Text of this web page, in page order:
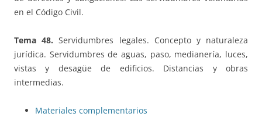
en el Código Civil.
Tema 48. Servidumbres legales. Concepto y naturaleza
jurídica. Servidumbres de aguas, paso, medianería, luces,
vistas y desagüe de edificios. Distancias y obras
intermedias.
Materiales complementarios